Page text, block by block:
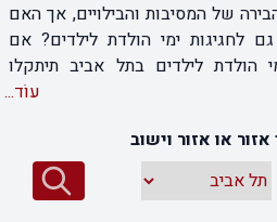
של המסיבות והבילויים, אך האם
לחגיגות ימי הולדת לילדים? אם
לילדים בתל אביב תיתקלו
אתכם ואת היקרים לכם, אך אתם
שיעשה את הילד שלכם מאושר?
בקלות ובמהירות בין עסקי ימי
והסביבה שיהפכו את יום ההולדת
עוֹד...
או אזור וישוב